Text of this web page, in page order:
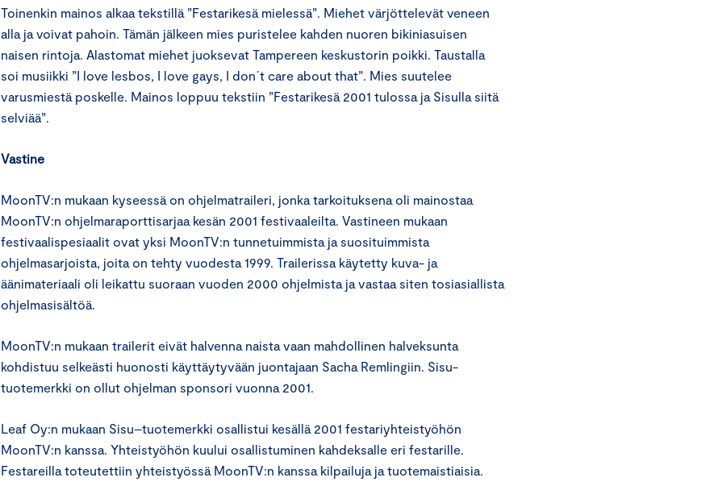
Toinenkin mainos alkaa tekstillä ”Festarikesä mielessä”. Miehet värjöttelevät veneen
alla ja voivat pahoin. Tämän jälkeen mies puristelee kahden nuoren bikiniasuisen
naisen rintoja. Alastomat miehet juoksevat Tampereen keskustorin poikki. Taustalla
soi musiikki ”I love lesbos, I love gays, I don´t care about that”. Mies suutelee
varusmiestä poskelle. Mainos loppuu tekstiin ”Festarikesä 2001 tulossa ja Sisulla siitä
selviää”.
Vastine
MoonTV:n mukaan kyseessä on ohjelmatraileri, jonka tarkoituksena oli mainostaa
MoonTV:n ohjelmaraporttisarjaa kesän 2001 festivaaleilta. Vastineen mukaan
festivaalispesiaalit ovat yksi MoonTV:n tunnetuimmista ja suosituimmista
ohjelmasarjoista, joita on tehty vuodesta 1999. Trailerissa käytetty kuva- ja
äänimateriaali oli leikattu suoraan vuoden 2000 ohjelmista ja vastaa siten tosiasiallista
ohjelmasisältöä.
MoonTV:n mukaan trailerit eivät halvenna naista vaan mahdollinen halveksunta
kohdistuu selkeästi huonosti käyttäytyvään juontajaan Sacha Remlingiin. Sisu-
tuotemerkki on ollut ohjelman sponsori vuonna 2001.
Leaf Oy:n mukaan Sisu–tuotemerkki osallistui kesällä 2001 festariyhteistyöhön
MoonTV:n kanssa. Yhteistyöhön kuului osallistuminen kahdeksalle eri festarille.
Festareilla toteutettiin yhteistyössä MoonTV:n kanssa kilpailuja ja tuotemaistiaisia.